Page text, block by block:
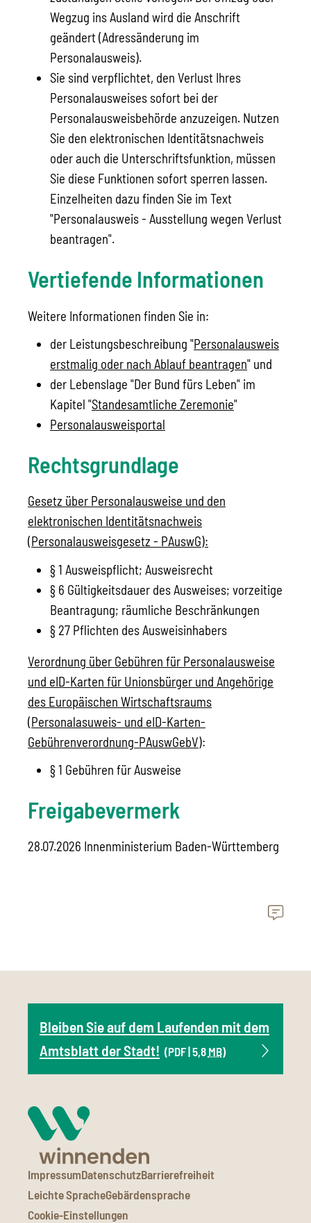
Wegzug ins Ausland wird die Anschrift
geändert (Adressänderung im
Personalausweis).
Sie sind verpflichtet, den Verlust Ihres
Personalausweises sofort bei der
Personalausweisbehörde anzuzeigen. Nutzen
Sie den elektronischen Identitätsnachweis
oder auch die Unterschriftsfunktion, müssen
Sie diese Funktionen sofort sperren lassen.
Einzelheiten dazu finden Sie im Text
"Personalausweis - Ausstellung wegen Verlust
beantragen".
Vertiefende Informationen
Weitere Informationen finden Sie in:
der Leistungsbeschreibung "Personalausweis
erstmalig oder nach Ablauf beantragen" und
der Lebenslage "Der Bund fürs Leben" im
Kapitel "Standesamtliche Zeremonie"
Personalausweisportal
Rechtsgrundlage
Gesetz über Personalausweise und den
elektronischen Identitätsnachweis
(Personalausweisgesetz - PAuswG):
§ 1 Ausweispflicht; Ausweisrecht
§ 6 Gültigkeitsdauer des Ausweises; vorzeitige
Beantragung; räumliche Beschränkungen
§ 27 Pflichten des Ausweisinhabers
Verordnung über Gebühren für Personalausweise
und eID-Karten für Unionsbürger und Angehörige
des Europäischen Wirtschaftsraums
(Personalasuweis- und eID-Karten-
Gebührenverordnung-PAuswGebV):
§ 1 Gebühren für Ausweise
Freigabevermerk
28.07.2026 Innenministerium Baden-Württemberg
Bleiben Sie auf dem Laufenden mit dem
Amtsblatt der Stadt! (PDF | 5,8 MB)
ImpressumDatenschutzBarrierefreiheit
Leichte SpracheGebärdensprache
Cookie-Einstellungen